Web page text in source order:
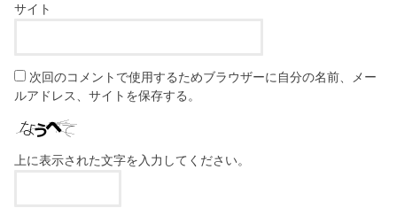
サイト
次回のコメントで使用するためブラウザーに自分の名前、メー
ルアドレス、サイトを保存する。
上に表示された文字を入力してください。